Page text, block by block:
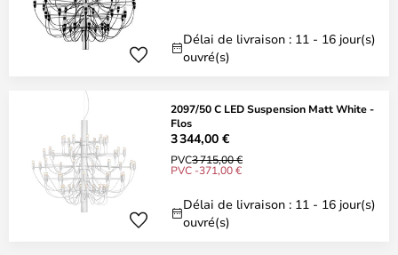
Délai de livraison : 11 - 16 jour(s)
ouvré(s)
2097/50 C LED Suspension Matt White -
Flos
3 344,00 €
PVC3 715,00 €
PVC -371,00 €
Délai de livraison : 11 - 16 jour(s)
ouvré(s)